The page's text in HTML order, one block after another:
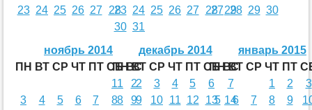
23 24 25 26 27 2823 24 25 26 27 28
29
30 31
27 28 29 30
ноябрь 2014
ПН ВТ СР ЧТ ПТ СБ ВС
1
2
3
4 5 6 7 8
9
декабрь 2014
ПН ВТ СР ЧТ ПТ СБ ВС
1
2 3 4 5 6
7
8
9 10 11 12 13
14
январь 2015
ПН ВТ СР ЧТ ПТ
1
2
3
5
6 7 8 9